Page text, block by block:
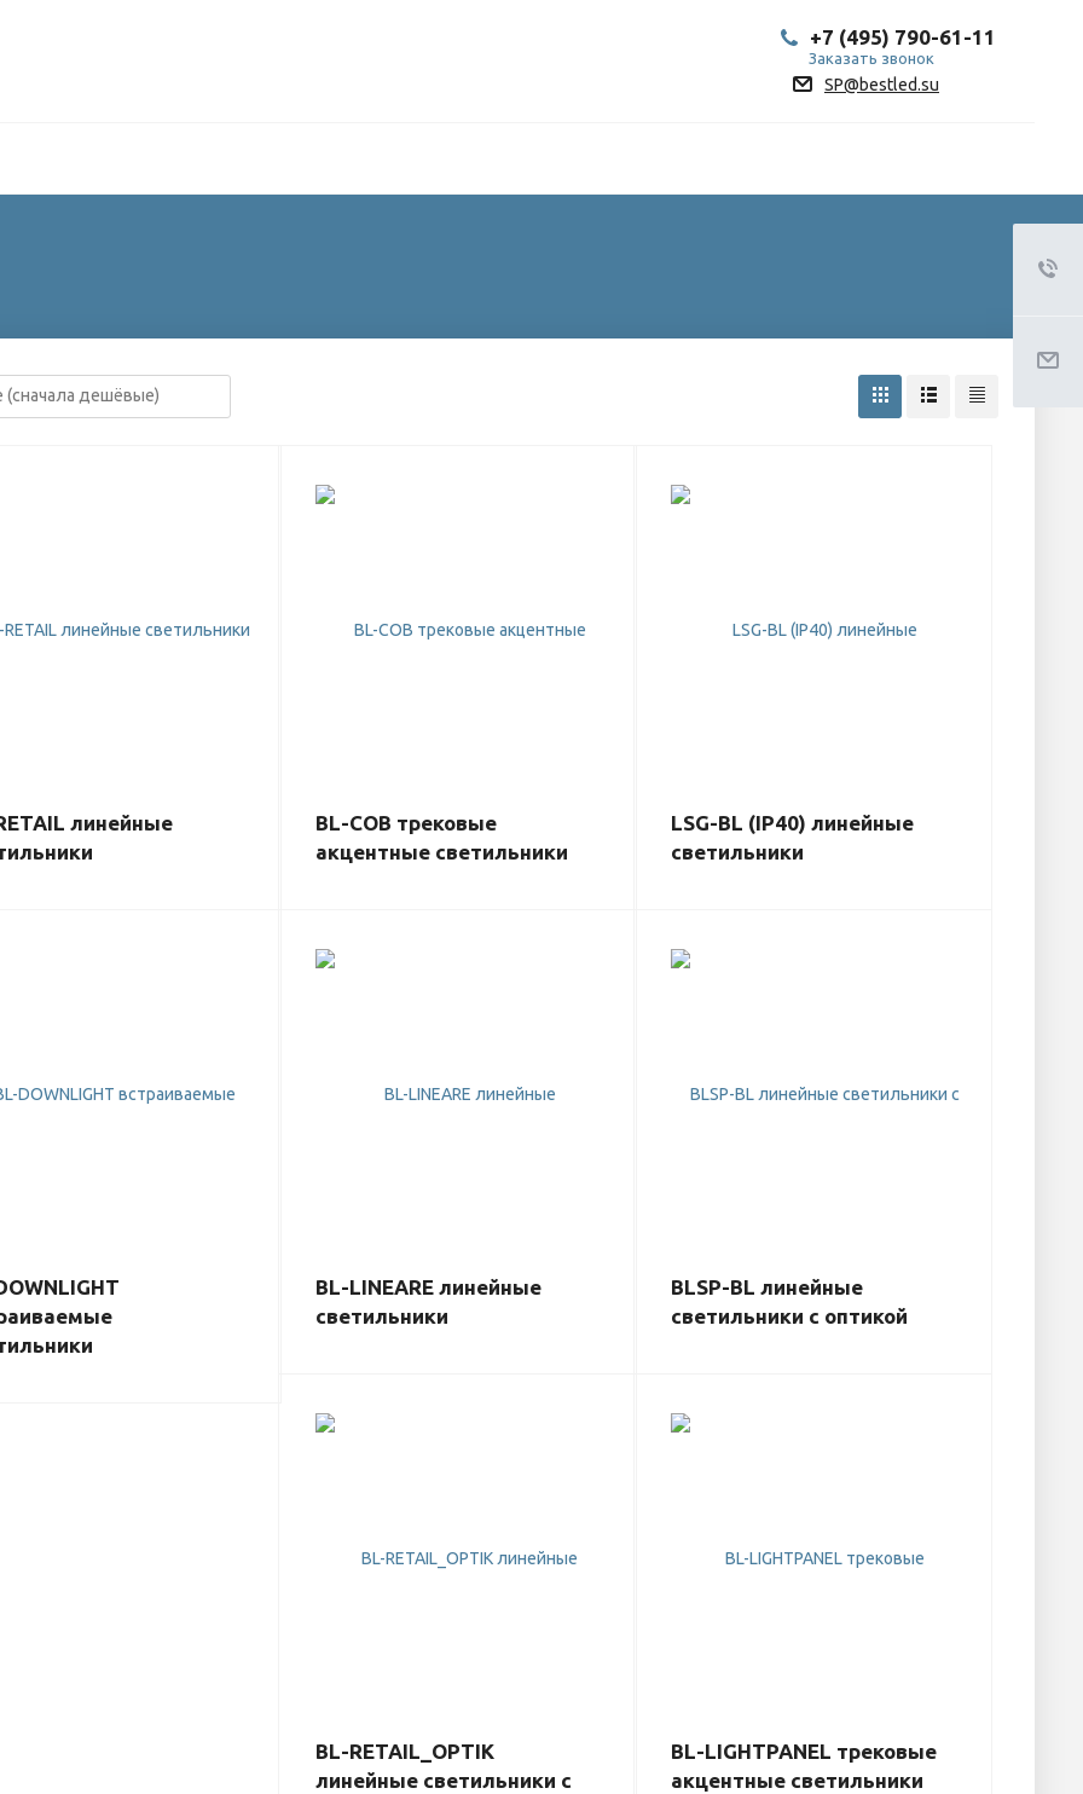
+7 (495) 790-61-11
Заказать звонок
SP@bestled.su
линейные
BL-COB трековые
акцентные светильники
LSG-BL (IP40) линейные
светильники
BL-LINEARE линейные
светильники
BLSP-BL линейные
светильники с оптикой
BL-RETAIL_OPTIK
линейные светильники с
BL-LIGHTPANEL трековые
акцентные светильники